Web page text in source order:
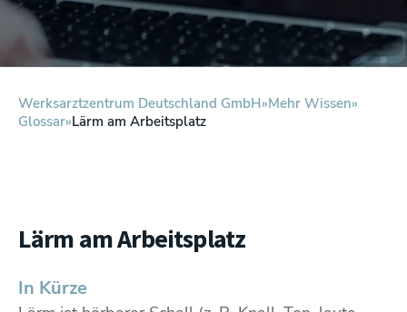
Werksarztzentrum Deutschland GmbH Mehr Wissen
Glossar Lärm am Arbeitsplatz
Lärm am Arbeitsplatz
In Kürze